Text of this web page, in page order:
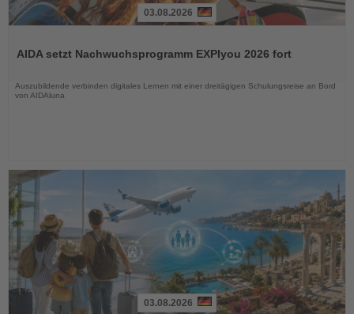
die
03.08.2026
AIDA setzt Nachwuchsprogramm EXPIyou 2026 fort
Auszubildende verbinden digitales Lernen mit einer dreitägigen Schulungsreise an Bord
von AIDAluna
03.08.2026